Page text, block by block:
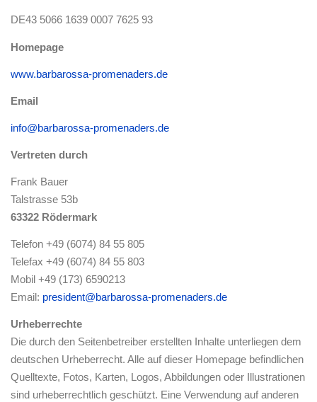
DE43 5066 1639 0007 7625 93
Homepage
www.barbarossa-promenaders.de
Email
info@barbarossa-promenaders.de
Vertreten durch
Frank Bauer
Talstrasse 53b
63322 Rödermark
Telefon +49 (6074) 84 55 805
Telefax +49 (6074) 84 55 803
Mobil +49 (173) 6590213
Email: president@barbarossa-promenaders.de
Urheberrechte
Die durch den Seitenbetreiber erstellten Inhalte unterliegen dem
deutschen Urheberrecht. Alle auf dieser Homepage befindlichen
Quelltexte, Fotos, Karten, Logos, Abbildungen oder Illustrationen
sind urheberrechtlich geschützt. Eine Verwendung auf anderen